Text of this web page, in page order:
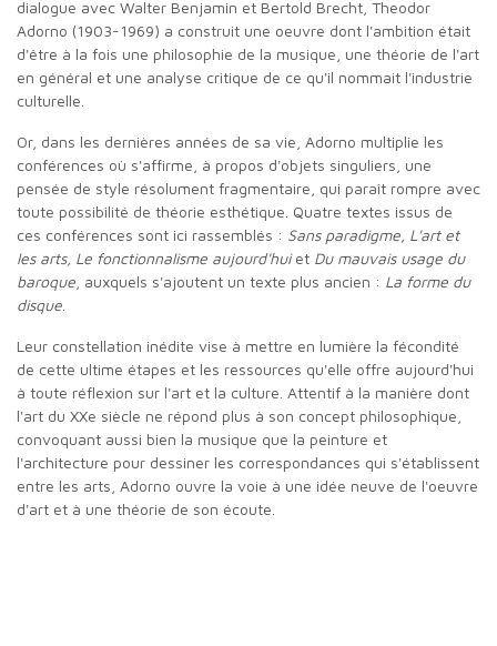
dialogue avec Walter Benjamin et Bertold Brecht, Theodor
Adorno (1903-1969) a construit une oeuvre dont l'ambition était
d'être à la fois une philosophie de la musique, une théorie de l'art
en général et une analyse critique de ce qu'il nommait l'industrie
culturelle.
Or, dans les dernières années de sa vie, Adorno multiplie les
conférences où s'affirme, à propos d'objets singuliers, une
pensée de style résolument fragmentaire, qui paraît rompre avec
toute possibilité de théorie esthétique. Quatre textes issus de
ces conférences sont ici rassemblés : Sans paradigme, L'art et
les arts, Le fonctionnalisme aujourd'huiet Du mauvais usage du
baroque , auxquels s'ajoutent un texte plus ancien : La forme du
disque
Leur constellation inédite vise à mettre en lumière la fécondité
de cette ultime étapes et les ressources qu'elle offre aujourd'hui
à toute réflexion sur l'art et la culture. Attentif à la manière dont
l'art du XXe siècle ne répond plus à son concept philosophique,
convoquant aussi bien la musique que la peinture et
l'architecture pour dessiner les correspondances qui s'établissent
entre les arts, Adorno ouvre la voie à une idée neuve de l'oeuvre
d'art et à une théorie de son écoute.